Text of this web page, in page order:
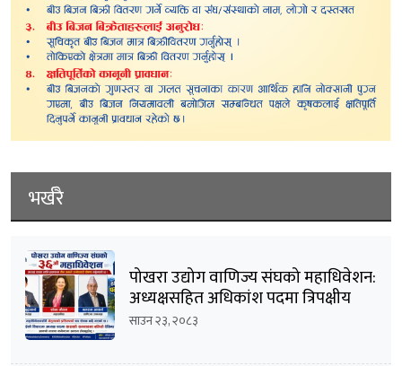
भर्खरै
पोखरा उद्योग वाणिज्य संघको महाधिवेशन:
अध्यक्षसहित अधिकांश पदमा त्रिपक्षीय
भिडन्तको सम्भावना
साउन २३, २०८३